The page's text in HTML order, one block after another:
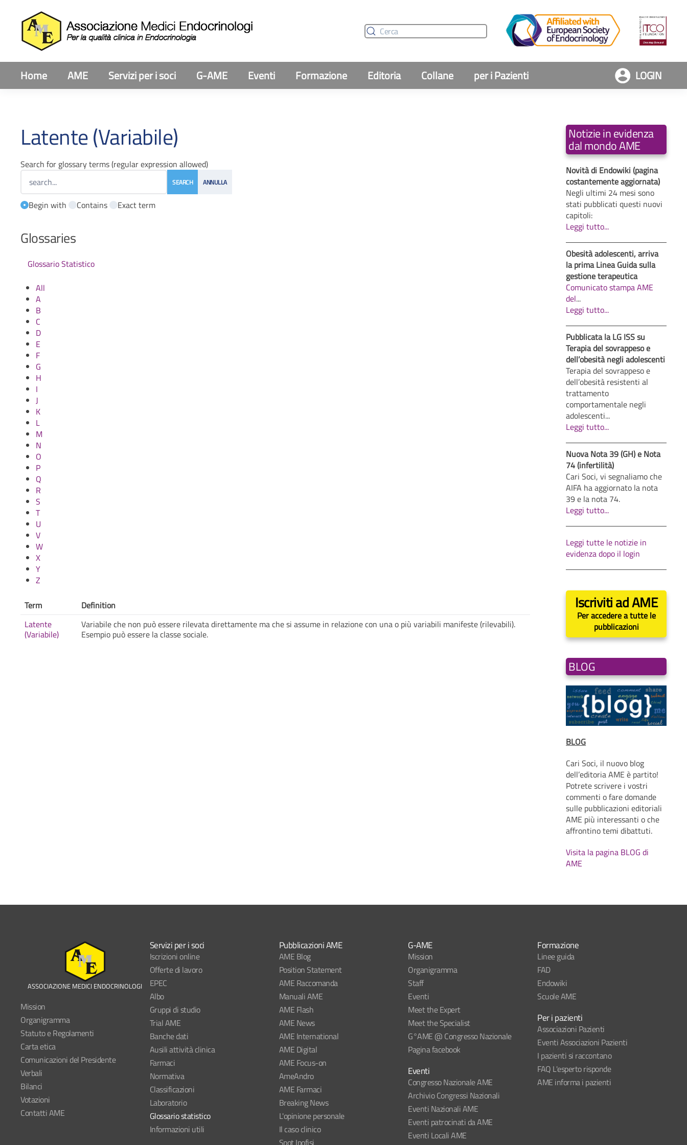
Home AME Servizi per i soci G-AME Eventi Formazione Editoria Collane per i Pazienti LOGIN
Latente (Variabile)
Search for glossary terms (regular expression allowed)
Begin with Contains Exact term
Glossaries
Glossario Statistico
All
A
B
C
D
E
F
G
H
I
J
K
L
M
N
O
P
Q
R
S
T
U
V
W
X
Y
Z
Term
Definition
Latente
(Variabile)
Variabile che non può essere rilevata direttamente ma che si assume in relazione con una o più variabili manifeste (rilevabili).
Esempio può essere la classe sociale.
Notizie in evidenza
dal mondo AME
Novità di Endowiki (pagina
costantemente aggiornata)
Negli ultimi 24 mesi sono
stati pubblicati questi nuovi
capitoli:
Leggi tutto...
Obesità adolescenti, arriva
la prima Linea Guida sulla
gestione terapeutica
Comunicato stampa AME
del...
Leggi tutto...
Pubblicata la LG ISS su
Terapia del sovrappeso e
dell’obesità negli adolescenti
Terapia del sovrappeso e
dell’obesità resistenti al
trattamento
comportamentale negli
adolescenti...
Leggi tutto...
Nuova Nota 39 (GH) e Nota
74 (infertilità)
Cari Soci, vi segnaliamo che
AIFA ha aggiornato la nota
39 e la nota 74.
Leggi tutto...
Leggi tutte le notizie in
evidenza dopo il login
Iscriviti ad AME
Per accedere a tutte le
pubblicazioni
BLOG
BLOG
Cari Soci, il nuovo blog
dell’editoria AME è partito!
Potrete scrivere i vostri
commenti o fare domande
sulle pubblicazioni editoriali
AME più interessanti o che
affrontino temi dibattuti.
Visita la pagina BLOG di
AME
ASSOCIAZIONE MEDICI ENDOCRINOLOGI
Mission
Organigramma
Statuto e Regolamenti
Carta etica
Comunicazioni del Presidente
Verbali
Bilanci
Votazioni
Contatti AME
Servizi per i soci
Iscrizioni online
Offerte di lavoro
EPEC
Albo
Gruppi di studio
Trial AME
Banche dati
Ausili attività clinica
Farmaci
Normativa
Classificazioni
Laboratorio
Glossario statistico
Informazioni utili
G-AME
Mission
Organigramma
Staff
Eventi
Meet the Expert
Meet the Specialist
G°AME @ Congresso Nazionale
Pagina facebook
Eventi
Congresso Nazionale AME
Archivio Congressi Nazionali
Eventi Nazionali AME
Eventi patrocinati da AME
Eventi Locali AME
Pubblicazioni AME
AME Blog
Position Statement
AME Raccomanda
Manuali AME
AME Flash
AME News
AME International
AME Digital
AME Focus-on
AmeAndro
AME Farmaci
Breaking News
L'opinione personale
Il caso clinico
Spot Ipofisi
Formazione
Linee guida
FAD
Endowiki
Scuole AME
Per i pazienti
Associazioni Pazienti
Eventi Associazioni Pazienti
I pazienti si raccontano
FAQ L'esperto risponde
AME informa i pazienti